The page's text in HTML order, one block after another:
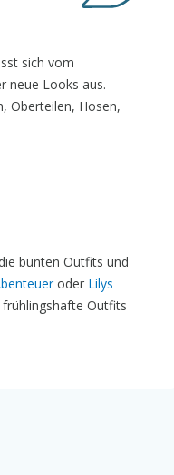
sich vom
neue Looks aus.
Oberteilen, Hosen,
bunten Outfits und
oder Lilys
Outfits